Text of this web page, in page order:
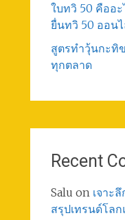
ใบทวิ 50 คืออ
ยื่นทวิ 50 ออนไ
สูตรทําวุ้นกะทิ
ทุกตลาด
Recent
Salu on เจาะ
สรุปเทรนด์โล